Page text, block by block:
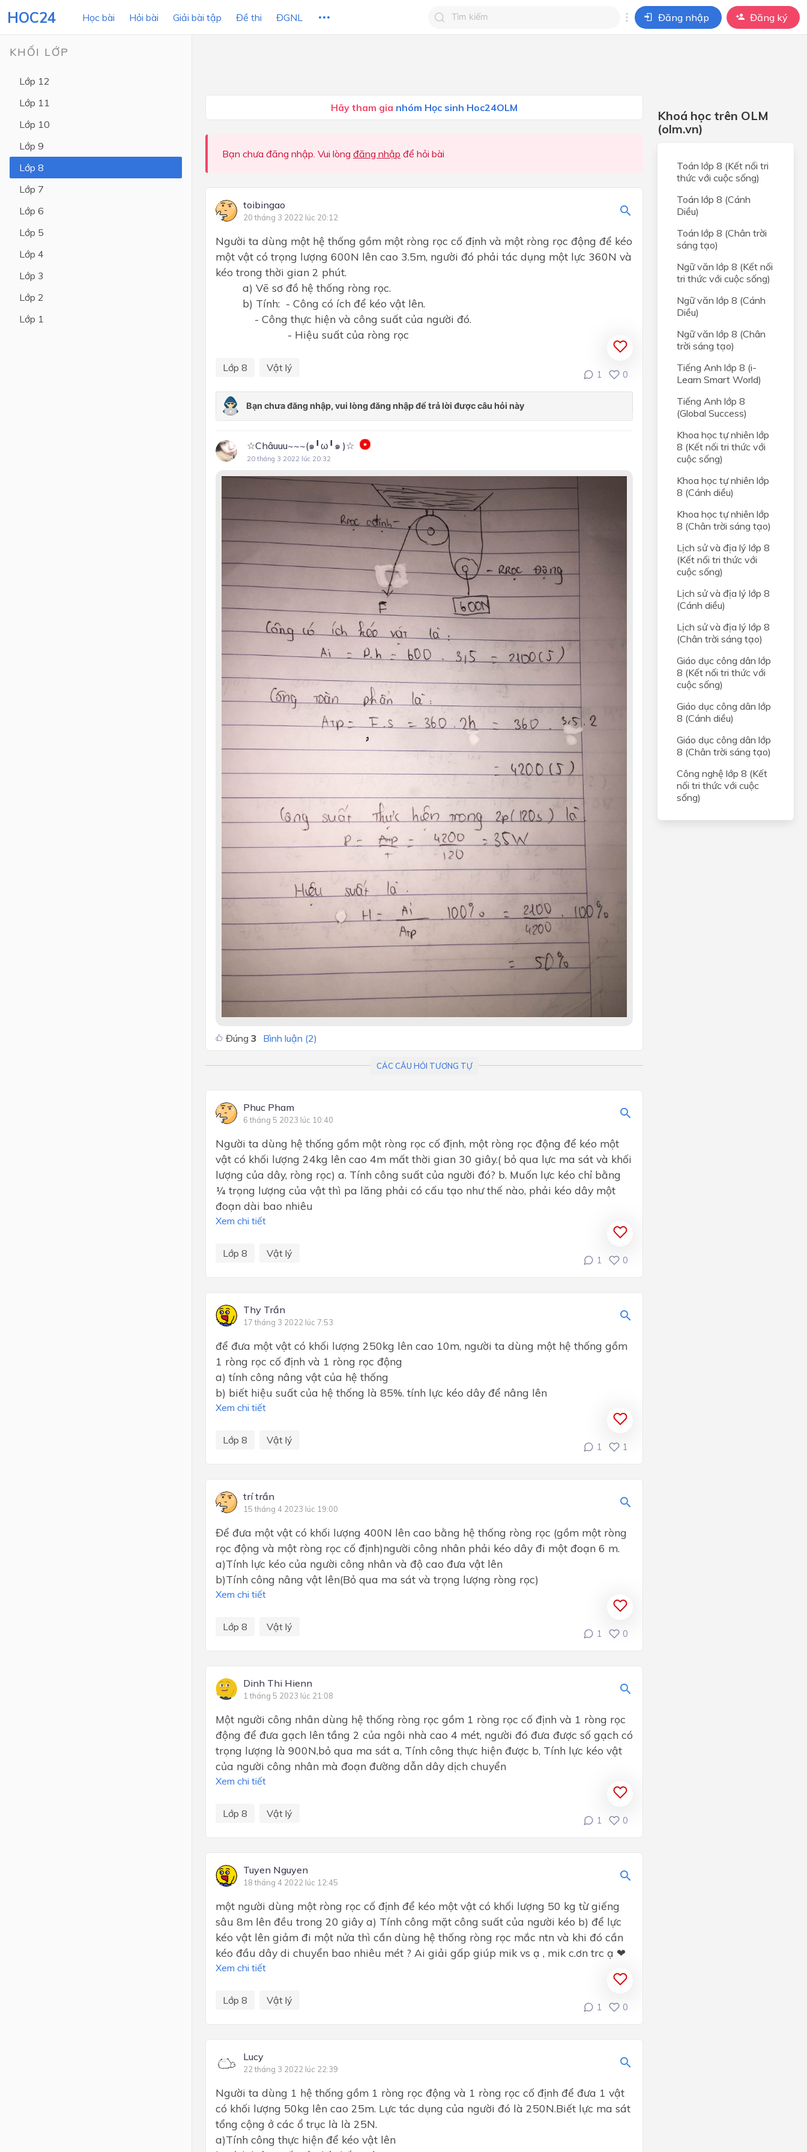
HOC24 Học bài Hỏi bài Giải bài tập Đề thi ĐGNL Đăng nhập Đăng ký
Lớp 10
Lớp 9
KHỐI LỚP
Lớp 12
Lớp 11
Lớp 10
Lớp 9
Lớp 8
Lớp 7
Lớp 6
Lớp 5
Lớp 4
Lớp 3
Lớp 2
Lớp 1
Hãy tham gia nhóm Học sinh Hoc24OLM
Bạn chưa đăng nhập. Vui lòng đăng nhập để hỏi bài
toibingao
20 tháng 3 2022 lúc 20:12
Người ta dùng một hệ thống gồm một ròng rọc cố định và một ròng rọc động để kéo
một vật có trọng lượng 600N lên cao 3.5m, người đó phải tác dụng một lực 360N và
kéo trong thời gian 2 phút.
a) Vẽ sơ đồ hệ thống ròng rọc.
b) Tính: - Công có ích để kéo vật lên.
- Công thực hiện và công suất của người đó.
- Hiệu suất của ròng rọc
Lớp 8 Vật lý
1 0
☆Châuuu~~~(๑╹ω╹๑ )☆
20 tháng 3 2022 lúc 20:32
Đúng 3 Bình luận (2)
CÁC CÂU HỎI TƯƠNG TỰ
Phuc Pham
6 tháng 5 2023 lúc 10:40
Người ta dùng hệ thống gồm một ròng rọc cố định, một ròng rọc động để kéo một
vật có khối lượng 24kg lên cao 4m mất thời gian 30 giây.( bỏ qua lực ma sát và khối
lượng của dây, ròng rọc) a. Tính công suất của người đó? b. Muốn lực kéo chỉ bằng
¼ trọng lượng của vật thì pa lăng phải có cấu tạo như thế nào, phải kéo dây một
đoạn dài bao nhiêu
Xem chi tiết
Lớp 8 Vật lý
1 0
Thy Trần
17 tháng 3 2022 lúc 7:53
để đưa một vật có khối lượng 250kg lên cao 10m, người ta dùng một hệ thống gồm
1 ròng rọc cố định và 1 ròng rọc động
a) tính công nâng vật của hệ thống
b) biết hiệu suất của hệ thống là 85%. tính lực kéo dây để nâng lên
Xem chi tiết
Lớp 8 Vật lý
1 1
trí trần
15 tháng 4 2023 lúc 19:00
Để đưa một vật có khối lượng 400N lên cao bằng hệ thống ròng rọc (gồm một ròng
rọc động và một ròng rọc cố định)người công nhân phải kéo dây đi một đoạn 6 m.
a)Tính lực kéo của người công nhân và độ cao đưa vật lên
b)Tính công nâng vật lên(Bỏ qua ma sát và trọng lượng ròng rọc)
Xem chi tiết
Lớp 8 Vật lý
1 0
Dinh Thi Hienn
1 tháng 5 2023 lúc 21:08
Một người công nhân dùng hệ thống ròng rọc gồm 1 ròng rọc cố định và 1 ròng rọc
động để đưa gạch lên tầng 2 của ngôi nhà cao 4 mét, người đó đưa được số gạch có
trọng lượng là 900N,bỏ qua ma sát a, Tính công thực hiện được b, Tính lực kéo vật
của người công nhân mà đoạn đường dẫn dây dịch chuyển
Xem chi tiết
Lớp 8 Vật lý
1 0
Tuyen Nguyen
18 tháng 4 2022 lúc 12:45
một người dùng một ròng rọc cố định để kéo một vật có khối lượng 50 kg từ giếng
sâu 8m lên đều trong 20 giây a) Tính công mặt công suất của người kéo b) để lực
kéo vật lên giảm đi một nửa thì cần dùng hệ thống ròng rọc mắc ntn và khi đó cần
kéo đầu dây di chuyển bao nhiêu mét ? Ai giải gấp giúp mik vs ạ , mik c.ơn trc ạ ❤
Xem chi tiết
Lớp 8 Vật lý
1 0
Lucy
22 tháng 3 2022 lúc 22:39
Người ta dùng 1 hệ thống gồm 1 ròng rọc động và 1 ròng rọc cố định để đưa 1 vật
có khối lượng 50kg lên cao 25m. Lực tác dụng của người đó là 250N.Biết lực ma sát
tổng cộng ở các ổ trục là là 25N.
a)Tính công thực hiện để kéo vật lên
Khoá học trên OLM
(olm.vn)
Toán lớp 8 (Kết nối tri
thức với cuộc sống)
Toán lớp 8 (Cánh
Diều)
Toán lớp 8 (Chân trời
sáng tạo)
Ngữ văn lớp 8 (Kết nối
tri thức với cuộc sống)
Ngữ văn lớp 8 (Cánh
Diều)
Ngữ văn lớp 8 (Chân
trời sáng tạo)
Tiếng Anh lớp 8 (i-
Learn Smart World)
Tiếng Anh lớp 8
(Global Success)
Khoa học tự nhiên lớp
8 (Kết nối tri thức với
cuộc sống)
Khoa học tự nhiên lớp
8 (Cánh diều)
Khoa học tự nhiên lớp
8 (Chân trời sáng tạo)
Lịch sử và địa lý lớp 8
(Kết nối tri thức với
cuộc sống)
Lịch sử và địa lý lớp 8
(Cánh diều)
Lịch sử và địa lý lớp 8
(Chân trời sáng tạo)
Giáo dục công dân lớp
8 (Kết nối tri thức với
cuộc sống)
Giáo dục công dân lớp
8 (Cánh diều)
Giáo dục công dân lớp
8 (Chân trời sáng tạo)
Công nghệ lớp 8 (Kết
nối tri thức với cuộc
sống)